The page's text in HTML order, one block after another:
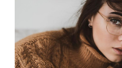
Регулируемые носоупоры:
Аксессуары
Футляр:
Салфетка для чистки: